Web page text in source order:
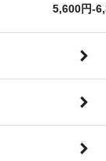
5,600円-